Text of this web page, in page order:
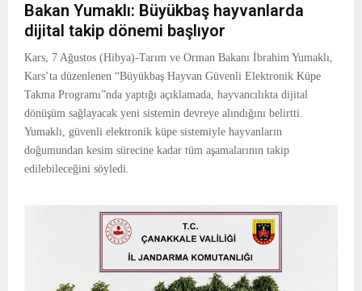
Bakan Yumaklı: Büyükbaş hayvanlarda
dijital takip dönemi başlıyor
Kars, 7 Ağustos (Hibya)-Tarım ve Orman Bakanı İbrahim Yumaklı,
Kars’ta düzenlenen “Büyükbaş Hayvan Güvenli Elektronik Küpe
Takma Programı”nda yaptığı açıklamada, hayvancılıkta dijital
dönüşüm sağlayacak yeni sistemin devreye alındığını belirtti.
Yumaklı, güvenli elektronik küpe sistemiyle hayvanların
doğumundan kesim sürecine kadar tüm aşamalarının takip
edilebileceğini söyledi.